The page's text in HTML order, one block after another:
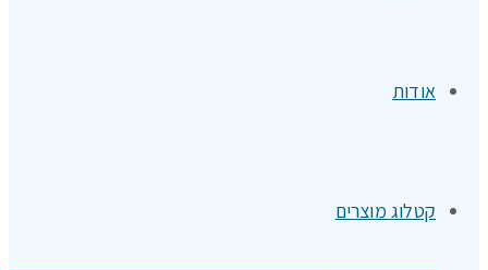
אודות
קטלוג מוצרים